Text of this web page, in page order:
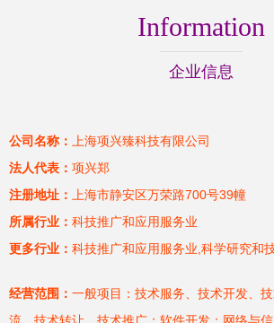
Information
企业信息
公司名称：
上海项兴臻科技有限公司
法人代表： 项兴郑
注册地址：
上海市静安区万荣路700号39幢
所属行业： 科技推广和应用服务业
更多行业： 科技推广和应用服务业,科学研究和
经营范围： 一般项目：技术服务、技术开发、